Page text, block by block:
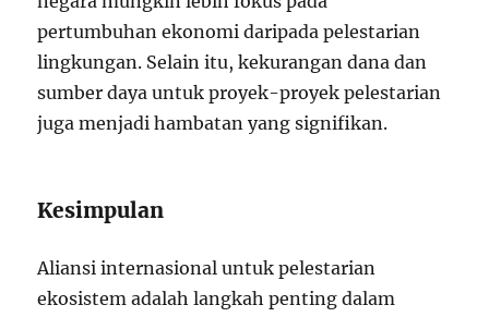
pertumbuhan ekonomi daripada pelestarian
lingkungan. Selain itu, kekurangan dana dan
sumber daya untuk proyek-proyek pelestarian
juga menjadi hambatan yang signifikan.
Kesimpulan
Aliansi internasional untuk pelestarian
ekosistem adalah langkah penting dalam